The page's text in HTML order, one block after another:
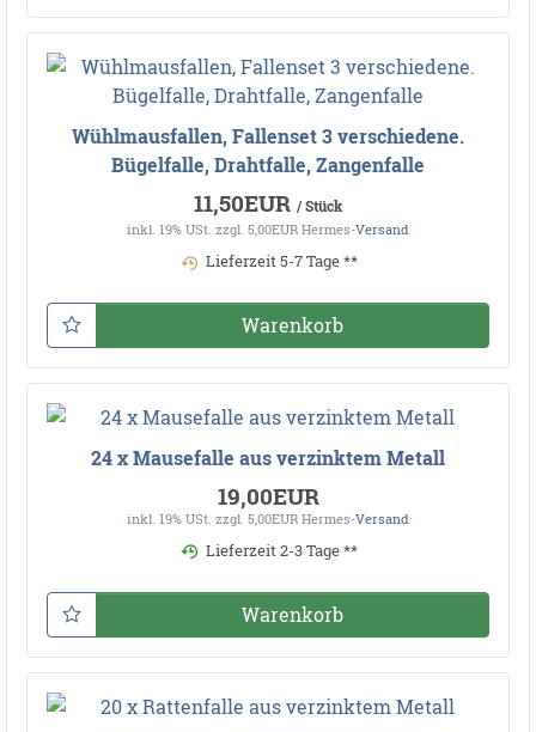
Wühlmausfallen, Fallenset 3 verschiedene.
Bügelfalle, Drahtfalle, Zangenfalle
11,50EUR / Stück
inkl. 19% USt. zzgl. 5,00EUR Hermes-Versand
Lieferzeit 5-7 Tage **
Warenkorb
24 x Mausefalle aus verzinktem Metall
19,00EUR
inkl. 19% USt. zzgl. 5,00EUR Hermes-Versand
Lieferzeit 2-3 Tage **
Warenkorb